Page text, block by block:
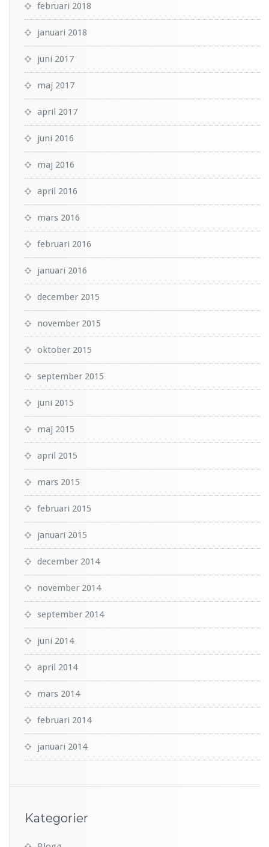
februari 2018
januari 2018
juni 2017
maj 2017
april 2017
juni 2016
maj 2016
april 2016
mars 2016
februari 2016
januari 2016
december 2015
november 2015
oktober 2015
september 2015
juni 2015
maj 2015
april 2015
mars 2015
februari 2015
januari 2015
december 2014
november 2014
september 2014
juni 2014
april 2014
mars 2014
februari 2014
januari 2014
Kategorier